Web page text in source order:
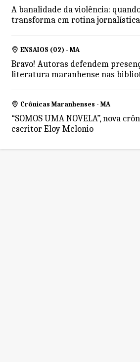
A banalidade da violência:
transforma em rotina jornalística
ENSAIOS (02) - MA
Bravo! Autoras defendem
literatura maranhense nas
Crônicas Maranhenses - MA
“SOMOS UMA NOVELA”, nova
escritor Eloy Melonio